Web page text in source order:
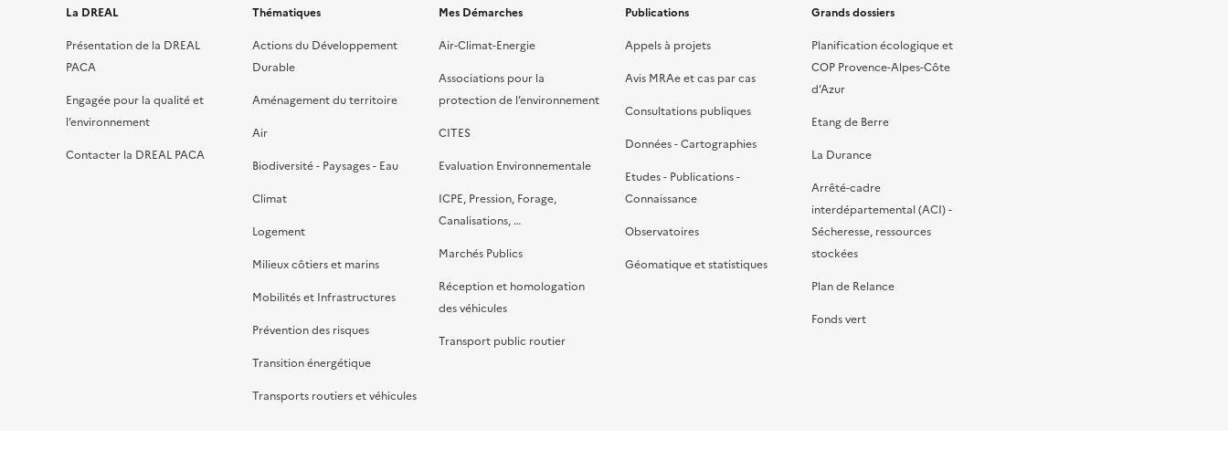
La DREAL
Présentation de la DREAL
PACA
Engagée pour la qualité et
l’environnement
Contacter la DREAL PACA
Thématiques
Actions du Développement
Durable
Aménagement du territoire
Air
Biodiversité - Paysages - Eau
Climat
Logement
Milieux côtiers et marins
Mobilités et Infrastructures
Prévention des risques
Transition énergétique
Transports routiers et véhicules
Mes Démarches
Air-Climat-Energie
Associations pour la
protection de l’environnement
CITES
Evaluation Environnementale
ICPE, Pression, Forage,
Canalisations, …
Marchés Publics
Réception et homologation
des véhicules
Transport public routier
Publications
Appels à projets
Avis MRAe et cas par cas
Consultations publiques
Données - Cartographies
Etudes - Publications -
Connaissance
Observatoires
Géomatique et statistiques
Grands dossiers
Planification écologique et
COP Provence-Alpes-Côte
d’Azur
Etang de Berre
La Durance
Arrêté-cadre
interdépartemental (ACI) -
Sécheresse, ressources
stockées
Plan de Relance
Fonds vert